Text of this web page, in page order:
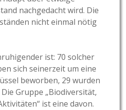
nachgedacht wird. Die
nicht einmal nötig
ist: 70 solcher
sich seinerzeit um eine
beworben, 29 wurden
Gruppe „Biodiversität,
ist eine davon.